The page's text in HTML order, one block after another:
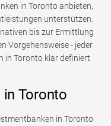
in Toronto anbieten,
unterstützen.
bis zur Ermittlung
Vorgehensweise - jeder
in Toronto klar definiert
Toronto
in Toronto